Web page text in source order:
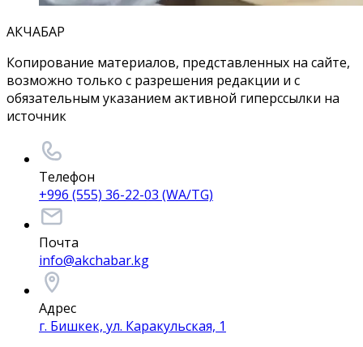
АКЧАБАР
Копирование материалов, представленных на сайте,
возможно только с разрешения редакции и с
обязательным указанием активной гиперссылки на
источник
Телефон
+996 (555) 36-22-03 (WA/TG)
Почта
info@akchabar.kg
Адрес
г. Бишкек, ул. Каракульская, 1